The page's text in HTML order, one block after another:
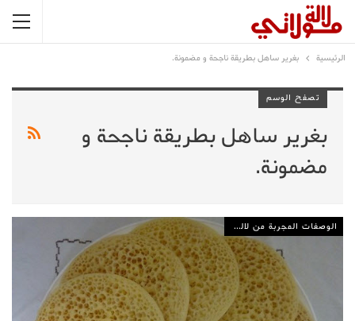
الرئيسية بغرير ساهل بطريقة ناجحة و مضمونة.
تصفح الوسم
بغرير ساهل بطريقة ناجحة و
مضمونة.
الوصفات المجربة من لالة مولاتي